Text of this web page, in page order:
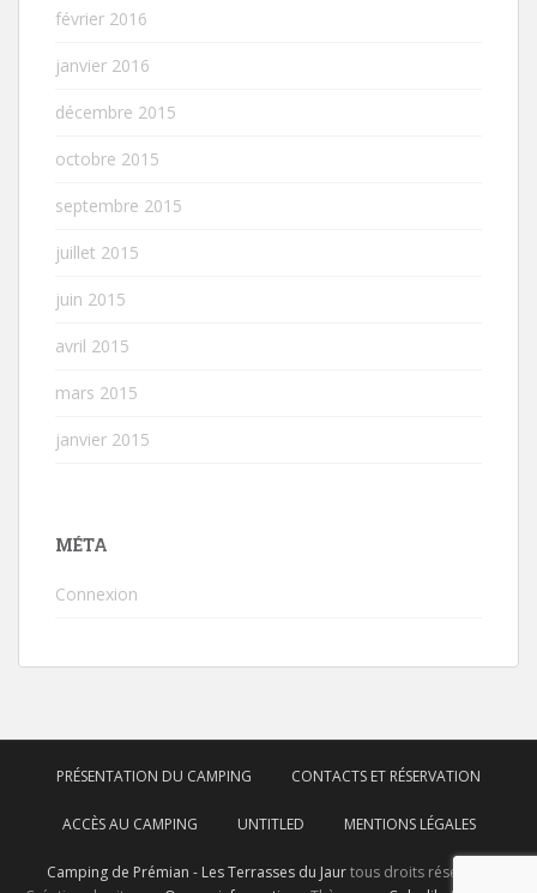
février 2016
janvier 2016
décembre 2015
octobre 2015
septembre 2015
juillet 2015
juin 2015
avril 2015
mars 2015
janvier 2015
MÉTA
Connexion
PRÉSENTATION DU CAMPING CONTACTS ET RÉSERVATION
ACCÈS AU CAMPING UNTITLED MENTIONS LÉGALES
Camping de Prémian - Les Terrasses du Jaurtous droits réservés.